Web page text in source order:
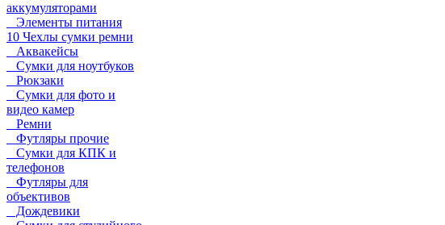
аккумуляторами
Элементы питания
10 Чехлы сумки ремни
Аквакейсы
Сумки для ноутбуков
Рюкзаки
Сумки для фото и
видео камер
Ремни
Футляры прочие
Сумки для КПК и
телефонов
Футляры для
объективов
Дождевики